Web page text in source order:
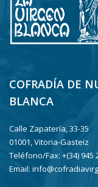
COFRADÍA DE
BLANCA
Calle Zapatería, 33-35
01001, Vitoria-Gasteiz
Teléfono/Fax: +(34) 945
Email: